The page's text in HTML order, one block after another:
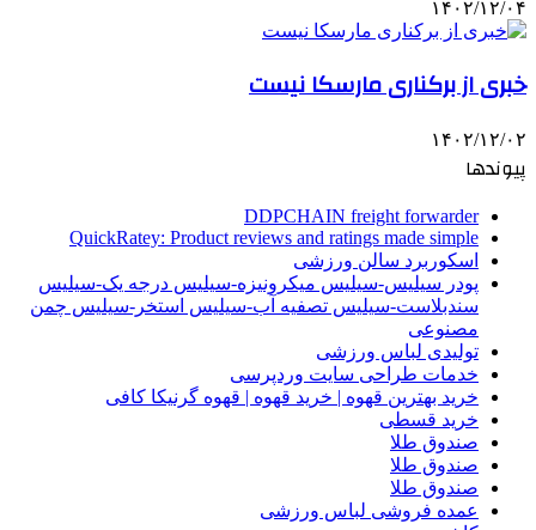
۱۴۰۲/۱۲/۰۴
خبری از برکناری مارسکا نیست
۱۴۰۲/۱۲/۰۲
پیوندها
DDPCHAIN freight forwarder
QuickRatey: Product reviews and ratings made simple
اسکوربرد سالن ورزشی
پودر سیلیس-سیلیس میکرونیزه-سیلیس درجه یک-سیلیس
سندبلاست-سیلیس تصفیه آب-سیلیس استخر-سیلیس چمن
مصنوعی
تولیدی لباس ورزشی
خدمات طراحی سایت وردپرسی
خرید بهترین قهوه | خرید قهوه | قهوه گرنیکا کافی
خرید قسطی
صندوق طلا
صندوق طلا
صندوق طلا
عمده فروشی لباس ورزشی